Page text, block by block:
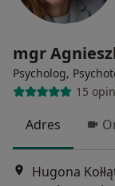
mgr
Psycholog,
15
Adres
Hugona